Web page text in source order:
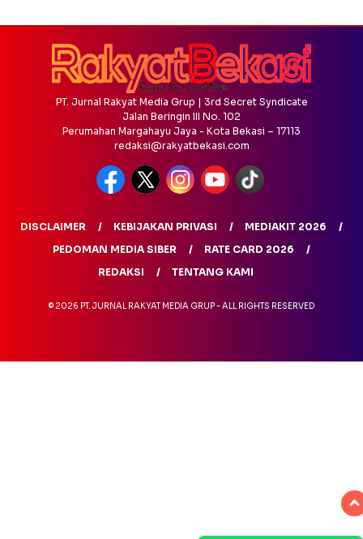
PT. Jurnal Rakyat Media Grup | 3rd Secret Syndicate
Jalan Beringin III No. 102
Perumahan Margahayu Jaya - Kota Bekasi – 17113
redaksi@rakyatbekasi.com
DISCLAIMER KEBIJAKAN PRIVASI
MEDIAKIT 2026
PEDOMAN MEDIA SIBER
RATE CARD 2026
REDAKSI
TENTANG KAMI
© 2026 PT. JURNAL RAKYAT MEDIA GRUP - ALL RIGHTS RESERVED